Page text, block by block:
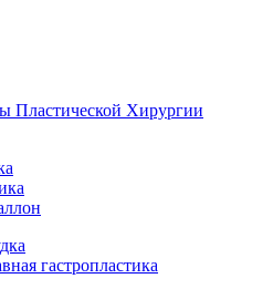
Пластической Хирургии
гастропластика